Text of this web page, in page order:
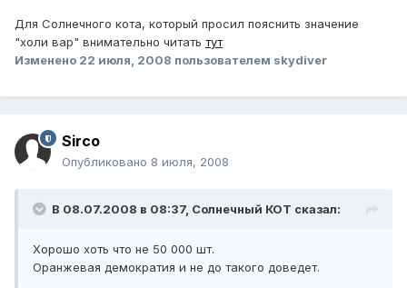
Для Солнечного кота, который просил пояснить значение
"холи вар" внимательно читать тут
Изменено 22 июля, 2008 пользователем skydiver
Sirco
Опубликовано 8 июля, 2008
В 08.07.2008 в 08:37, Солнечный КОТ сказал:
Хорошо хоть что не 50 000 шт.
Оранжевая демократия и не до такого доведет.